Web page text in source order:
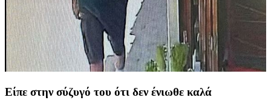
Είπε στην σύζυγό του ότι δεν ένιωθε καλά